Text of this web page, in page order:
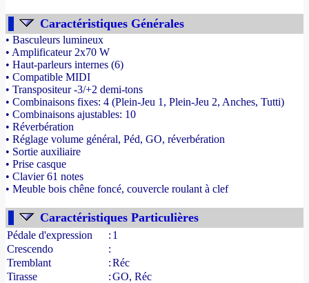
Caractéristiques Générales
• Basculeurs lumineux
• Amplificateur 2x70 W
• Haut-parleurs internes (6)
• Compatible MIDI
• Transpositeur -3/+2 demi-tons
• Combinaisons fixes: 4 (Plein-Jeu 1, Plein-Jeu 2, Anches, Tutti)
• Combinaisons ajustables: 10
• Réverbération
• Réglage volume général, Péd, GO, réverbération
• Sortie auxiliaire
• Prise casque
• Clavier 61 notes
• Meuble bois chêne foncé, couvercle roulant à clef
Caractéristiques Particulières
Pédale d'expression : 1
Crescendo
:
Tremblant
:Réc
Tirasse
:GO, Réc